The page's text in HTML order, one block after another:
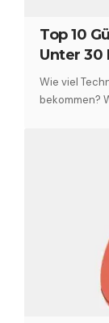
Top 10
Unter 30
Wie viel
bekommen?